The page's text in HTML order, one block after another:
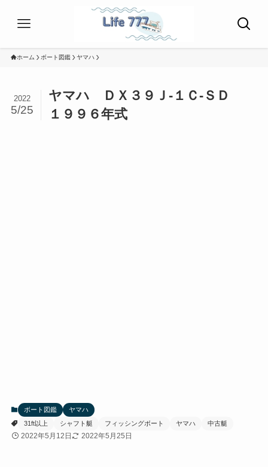
ホーム ボート図鑑 ヤマハ
ヤマハ ＤＸ３９Ｊ-１Ｃ-ＳＤ
１９９６年式
2022
5/25
ボート図鑑
ヤマハ
31ft以上
シャフト艇 フィッシングボート ヤマハ 中古艇
2022年5月12日 2022年5月25日